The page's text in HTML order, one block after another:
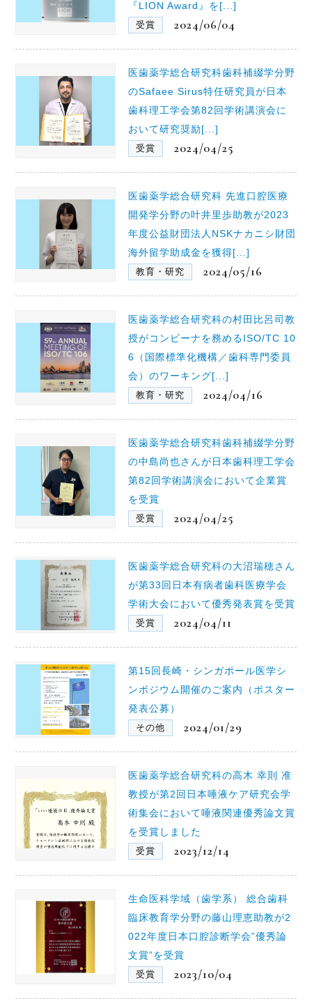
『LION Award』を[...]
受賞
2024/06/04
医歯薬学総合研究科歯科補綴学分野
のSafaee Sirus特任研究員が日本
歯科理工学会第82回学術講演会に
おいて研究奨励[...]
受賞
2024/04/25
医歯薬学総合研究科 先進口腔医療
開発学分野の叶井里歩助教が2023
年度公益財団法人NSKナカニシ財団
海外留学助成金を獲得[...]
教育・研究
2024/05/16
医歯薬学総合研究科の村田比呂司教
授がコンビーナを務めるISO/TC 10
6（国際標準化機構／歯科専門委員
会）のワーキング[...]
教育・研究
2024/04/16
医歯薬学総合研究科歯科補綴学分野
の中島尚也さんが日本歯科理工学会
第82回学術講演会において企業賞
を受賞
受賞
2024/04/25
医歯薬学総合研究科の大沼瑞穂さん
が第33回日本有病者歯科医療学会
学術大会において優秀発表賞を受賞
受賞
2024/04/11
第15回長崎・シンガポール医学シ
ンポジウム開催のご案内（ポスター
発表公募）
その他
2024/01/29
医歯薬学総合研究科の高木 幸則 准
教授が第2回日本唾液ケア研究会学
術集会において唾液関連優秀論文賞
を受賞しました
受賞
2023/12/14
生命医科学域（歯学系） 総合歯科
臨床教育学分野の藤山理恵助教が2
022年度日本口腔診断学会”優秀論
文賞”を受賞
受賞
2023/10/04